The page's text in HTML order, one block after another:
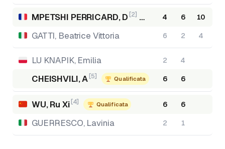
MPETSHI PERRICARD, D [2] Qualificata
4 6 10
GATTI, Beatrice Vittoria 6 2 4
LU KNAPIK, Emilia 2 4
CHEISHVILI, A [5] Qualificata 6 6
WU, Ru Xi [4] Qualificata 6 6
GUERRESCO, Lavinia 2 1